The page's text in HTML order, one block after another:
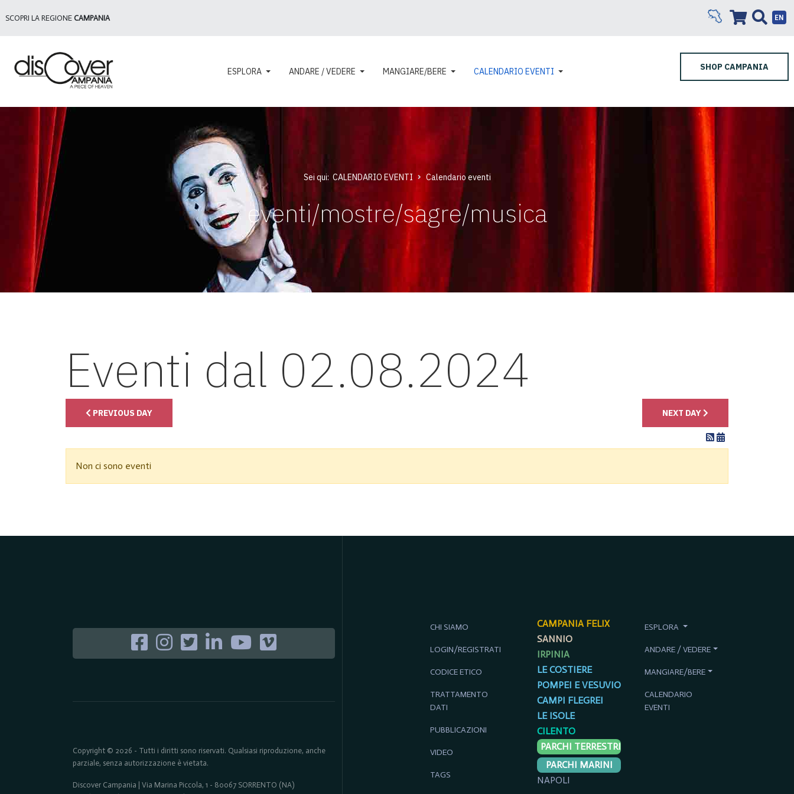
SCOPRI LA REGIONE CAMPANIA EN
ESPLORA ANDARE / VEDERE MANGIARE/BERE CALENDARIO EVENTI SHOP CAMPANIA
Sei qui: CALENDARIO EVENTI Calendario eventi
eventi/mostre/sagre/musica
Eventi dal 02.08.2024
PREVIOUS DAY NEXT DAY
Non ci sono eventi
Copyright © 2026 - Tutti i diritti sono riservati. Qualsiasi riproduzione, anche
parziale, senza autorizzazione è vietata.
Discover Campania | Via Marina Piccola, 1 - 80067 SORRENTO (NA)
CHI SIAMO
LOGIN/REGISTRATI
CODICE ETICO
TRATTAMENTO
DATI
PUBBLICAZIONI
VIDEO
TAGS
CAMPANIA FELIX
SANNIO
IRPINIA
LE COSTIERE
POMPEI E VESUVIO
CAMPI FLEGREI
LE ISOLE
CILENTO
PARCHI TERRESTRI
PARCHI MARINI
NAPOLI
ESPLORA
ANDARE / VEDERE
MANGIARE/BERE
CALENDARIO
EVENTI